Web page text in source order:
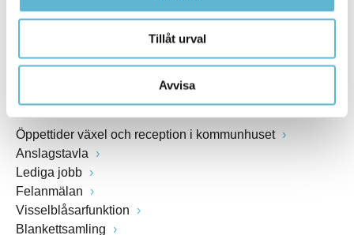
Tillåt urval
Avvisa
Fax: 0456-82 22 00
Öppettider växel och reception i kommunhuset
Anslagstavla
Lediga jobb
Felanmälan
Visselblåsarfunktion
Blankettsamling